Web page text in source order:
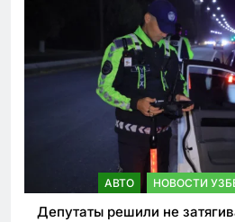
АВТО НОВОСТИ
Депутаты решили не